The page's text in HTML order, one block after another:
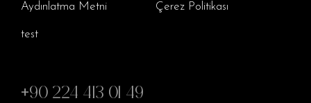
Aydınlatma Metni Çerez Politikası
test
+90 224 413 01 49